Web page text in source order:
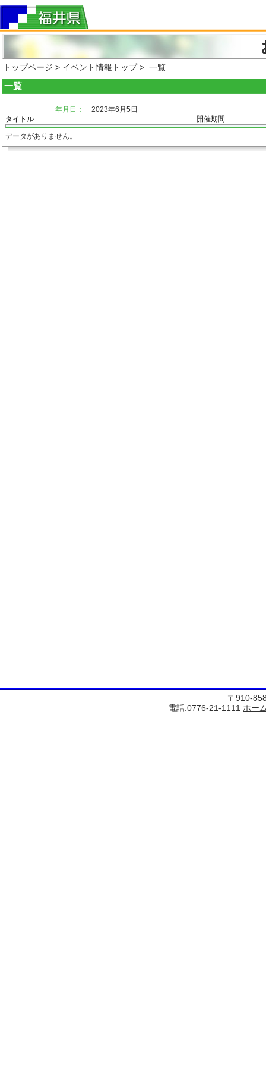
トップページ > イベント情報トップ> 一覧
一覧
年月日：
2023年6月5日
タイトル
開催期間
データがありません。
〒910-
電話:0776-21-1111 ホー